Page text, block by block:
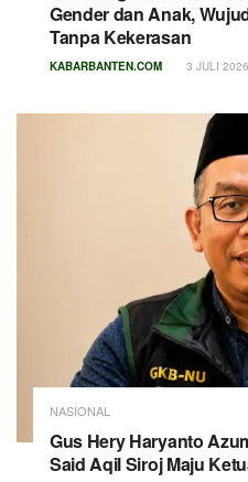
Gender dan Anak,
Tanpa Kekerasan
KABARBANTEN.COM 3 JULI 2026
NASIONAL
Gus Hery Haryanto
Said Aqil Siroj Maju